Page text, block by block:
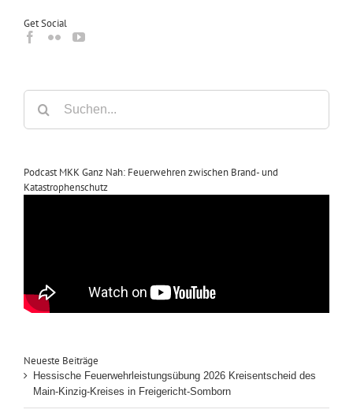
Get Social
Suche
nach:
Podcast MKK Ganz Nah: Feuerwehren zwischen Brand- und
Katastrophenschutz
Neueste Beiträge
Hessische Feuerwehrleistungsübung 2026 Kreisentscheid des
Main-Kinzig-Kreises in Freigericht-Somborn